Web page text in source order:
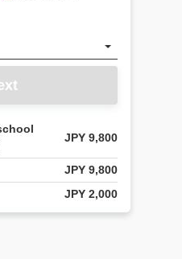
JPY 9,800
JPY 9,800
JPY 2,000